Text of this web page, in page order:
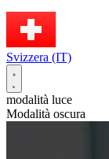
Svizzera (IT)
modalità luce
Modalità oscura